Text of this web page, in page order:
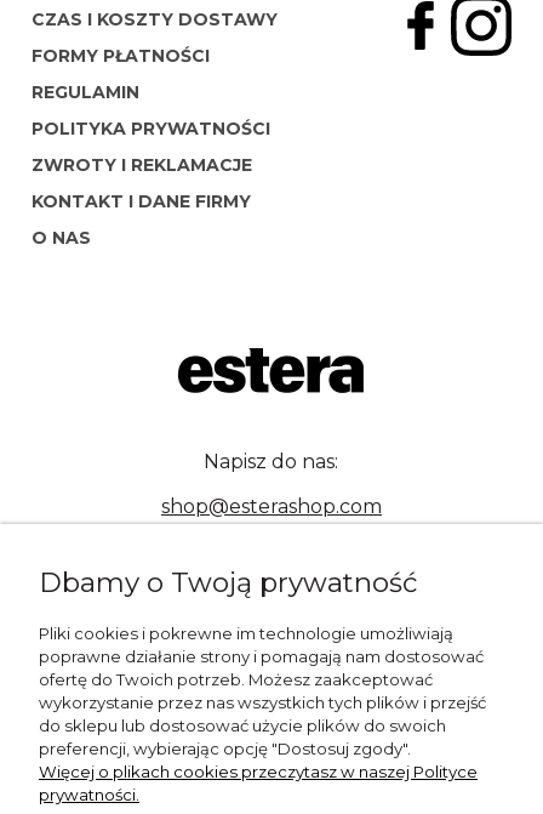
CZAS I KOSZTY DOSTAWY
FORMY PŁATNOŚCI
REGULAMIN
POLITYKA PRYWATNOŚCI
ZWROTY I REKLAMACJE
KONTAKT I DANE FIRMY
O NAS
Napisz do nas:
shop@esterashop.com
+48 785 709 330
ESTERA
Otolice 68
99-400 Łowicz
Wskazówki dojazdu
Dbamy o Twoją prywatność
Pliki cookies i pokrewne im technologie umożliwiają
poprawne działanie strony i pomagają nam dostosować
ofertę do Twoich potrzeb. Możesz zaakceptować
wykorzystanie przez nas wszystkich tych plików i przejść
do sklepu lub dostosować użycie plików do swoich
preferencji, wybierając opcję "Dostosuj zgody".
Więcej o plikach cookies przeczytasz w naszej Polityce
prywatności.